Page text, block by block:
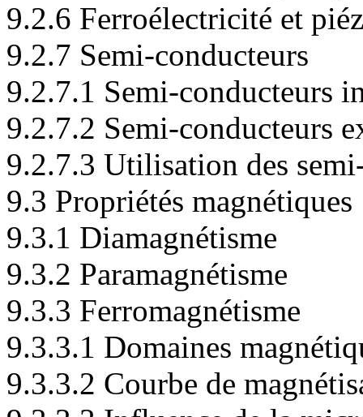
9.2.6 Ferroélectricité et
9.2.7 Semi-conducteurs
9.2.7.1 Semi-conducteurs
9.2.7.2 Semi-conducteurs
9.2.7.3 Utilisation des
9.3 Propriétés magnétiques
9.3.1 Diamagnétisme
9.3.2 Paramagnétisme
9.3.3 Ferromagnétisme
9.3.3.1 Domaines
9.3.3.2 Courbe de